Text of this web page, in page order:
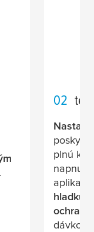
02
plnú
hladkú